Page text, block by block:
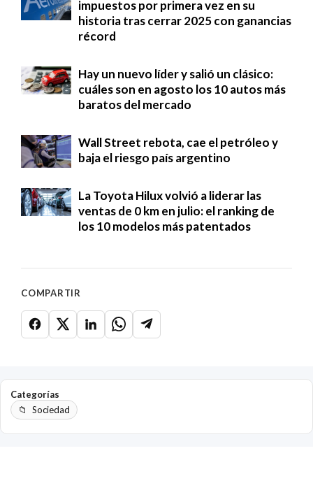
impuestos por primera vez en su
historia tras cerrar 2025 con ganancias
récord
Hay un nuevo líder y salió un clásico:
cuáles son en agosto los 10 autos más
baratos del mercado
Wall Street rebota, cae el petróleo y
baja el riesgo país argentino
La Toyota Hilux volvió a liderar las
ventas de 0 km en julio: el ranking de
los 10 modelos más patentados
COMPARTIR
Categorías
Sociedad